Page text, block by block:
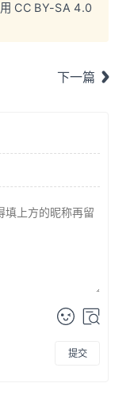
CC BY-SA 4.0
下一篇
提交